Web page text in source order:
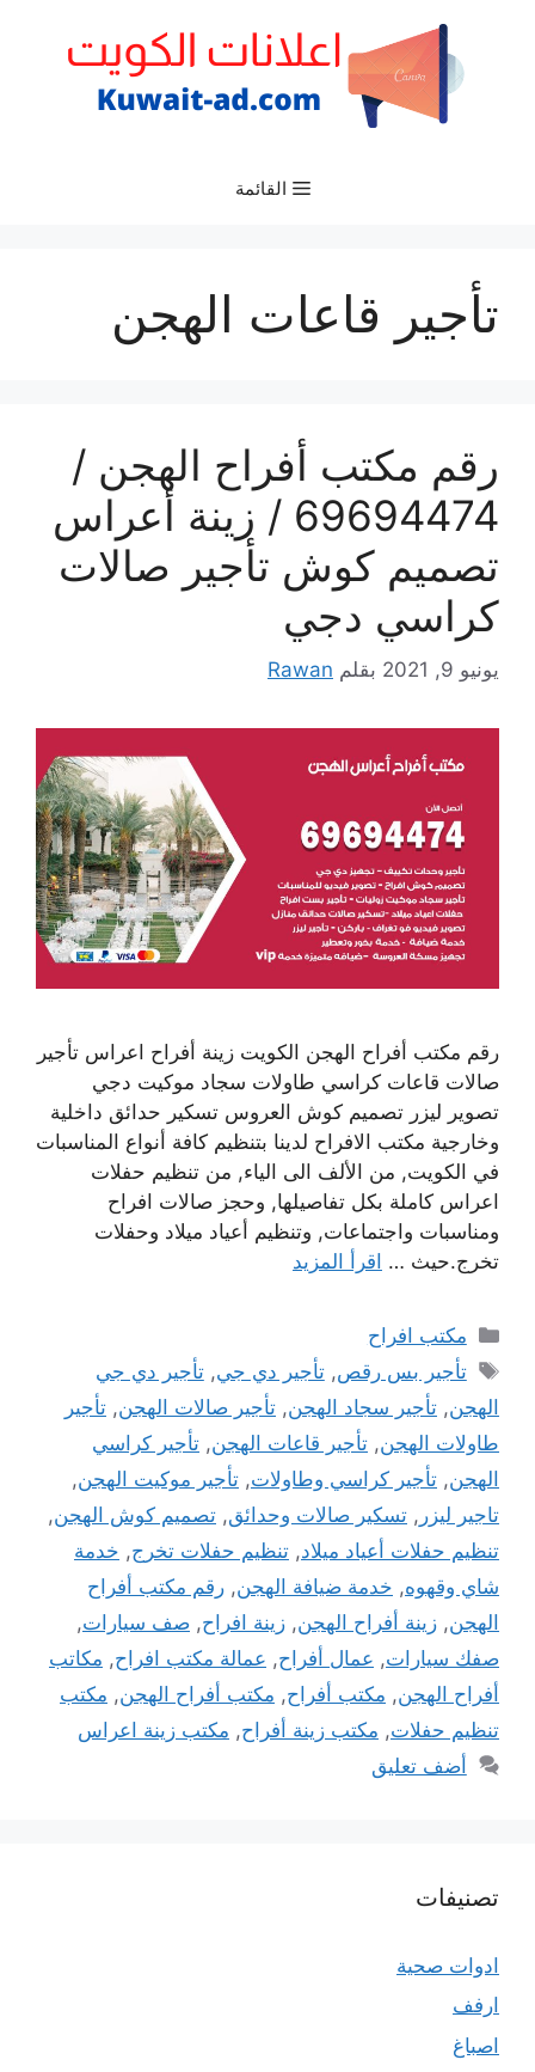
القائمة
تأجير قاعات الهجن
رقم مكتب أفراح الهجن /
69694474 / زينة أعراس
تصميم كوش تأجير صالات
كراسي دجي
يونيو 9, 2021 بقلم Rawan
رقم مكتب أفراح الهجن الكويت زينة أفراح اعراس تأجير
صالات قاعات كراسي طاولات سجاد موكيت دجي
تصوير ليزر تصميم كوش العروس تسكير حدائق داخلية
وخارجية مكتب الافراح لدينا بتنظيم كافة أنواع المناسبات
في الكويت, من الألف الى الياء, من تنظيم حفلات
اعراس كاملة بكل تفاصيلها, وحجز صالات افراح
ومناسبات واجتماعات, وتنظيم أعياد ميلاد وحفلات
تخرج.حيث … اقرأ المزيد
التصنيفات
مكتب افراح
الوسوم
تأجير بس رقص,تأجير دي جي,تأجير دي جي
الهجن, تأجير سجاد الهجن, تأجير صالات الهجن, تأجير
طاولات الهجن, تأجير قاعات الهجن, تأجير كراسي
الهجن, تأجير كراسي وطاولات, تأجير موكيت الهجن,
تاجير ليزر , تسكير صالات وحدائق, تصميم كوش الهجن,
تنظيم حفلات أعياد ميلاد, تنظيم حفلات تخرج, خدمة
شاي وقهوه, خدمة ضيافة الهجن, رقم مكتب أفراح
الهجن, زينة أفراح الهجن, زينة افراح, صف سيارات,
صفك سيارات, عمال أفراح, عمالة مكتب افراح, مكاتب
أفراح الهجن, مكتب أفراح, مكتب أفراح الهجن, مكتب
تنظيم حفلات, مكتب زينة أفراح, مكتب زينة اعراس
أضف تعليق
تصنيفات
ادوات صحية
ارفف
اصباغ